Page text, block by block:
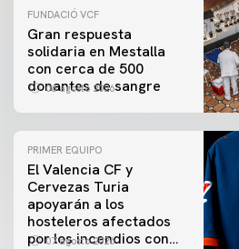
FUNDACIÓ VCF
Gran respuesta
solidaria en Mestalla
con cerca de 500
donantes de sangre
06 agosto 2026
PRIMER EQUIPO
El Valencia CF y
Cervezas Turia
apoyarán a los
hosteleros afectados
por los incendios con
07 agosto 2026